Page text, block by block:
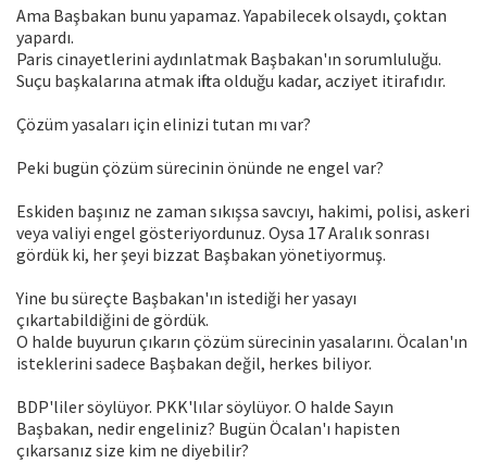
Ama Başbakan bunu yapamaz. Yapabilecek olsaydı, çoktan
yapardı.
Paris cinayetlerini aydınlatmak Başbakan'ın sorumluluğu.
Suçu başkalarına atmak iftira olduğu kadar, acziyet itirafıdır.
Çözüm yasaları için elinizi tutan mı var?
Peki bugün çözüm sürecinin önünde ne engel var?
Eskiden başınız ne zaman sıkışsa savcıyı, hakimi, polisi, askeri
veya valiyi engel gösteriyordunuz. Oysa 17 Aralık sonrası
gördük ki, her şeyi bizzat Başbakan yönetiyormuş.
Yine bu süreçte Başbakan'ın istediği her yasayı
çıkartabildiğini de gördük.
O halde buyurun çıkarın çözüm sürecinin yasalarını. Öcalan'ın
isteklerini sadece Başbakan değil, herkes biliyor.
BDP'liler söylüyor. PKK'lılar söylüyor. O halde Sayın
Başbakan, nedir engeliniz? Bugün Öcalan'ı hapisten
çıkarsanız size kim ne diyebilir?